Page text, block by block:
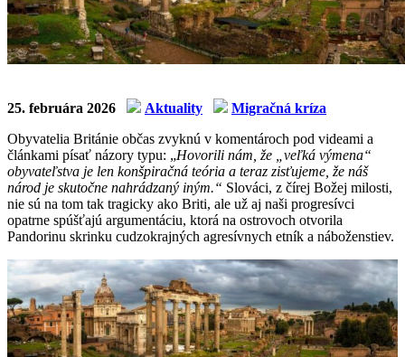
25. februára 2026 Aktuality
Migračná kríza
Obyvatelia Británie občas zvyknú v komentároch pod videami a
článkami písať názory typu: „Hovorili nám, že „veľká výmena“
obyvateľstva je len konšpiračná teória a teraz zisťujeme, že náš
národ je skutočne nahrádzaný iným.“ Slováci, z čírej Božej milosti,
nie sú na tom tak tragicky ako Briti, ale už aj naši progresívci
opatrne spúšťajú argumentáciu, ktorá na ostrovoch otvorila
Pandorinu skrinku cudzokrajných agresívnych etník a náboženstiev.